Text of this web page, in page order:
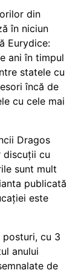
din
în niciun
Eurydice:
ani în timpul
statele cu
încă de
cu cele mai
Dragos
discuții cu
sunt mult
publicată
este
posturi, cu 3
anului
de